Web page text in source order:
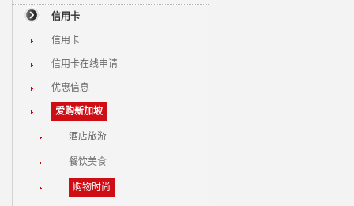
信用卡
信用卡
信用卡在线申请
优惠信息
爱购新加坡
酒店旅游
餐饮美食
购物时尚